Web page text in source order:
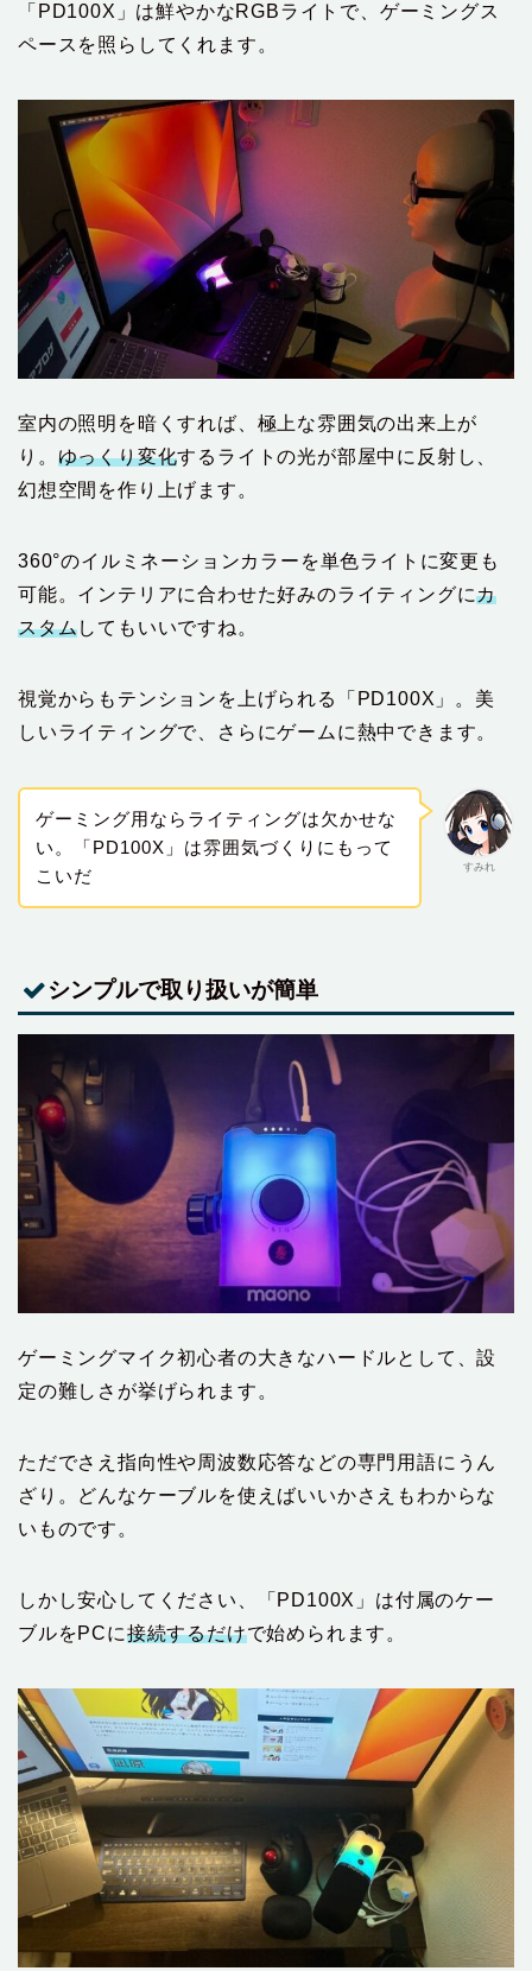
「PD100X」は鮮やかなRGBライトで、ゲーミングス
ペースを照らしてくれます。
室内の照明を暗くすれば、極上な雰囲気の出来上が
り。 ゆっくり変化するライトの光が部屋中に反射し、
幻想空間を作り上げます。
360°のイルミネーションカラーを単色ライトに変更も
可能。インテリアに合わせた好みのライティングにカ
スタムしてもいいですね。
視覚からもテンションを上げられる「PD100X」。美
しいライティングで、さらにゲームに熱中できます。
すみれ
ゲーミング用ならライティングは欠かせな
い。「PD100X」は雰囲気づくりにもって
こいだ
シンプルで取り扱いが簡単
ゲーミングマイク初心者の大きなハードルとして、設
定の難しさが挙げられます。
ただでさえ指向性や周波数応答などの専門用語にうん
ざり。どんなケーブルを使えばいいかさえもわからな
いものです。
しかし安心してください、「PD100X」は付属のケー
ブルをPCに接続するだけで始められます。